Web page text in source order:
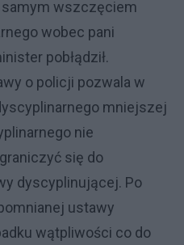
wszczęciem
wobec pani
pobłądził.
o policji pozwala w
mniejszej
nie
się do
dyscyplinującej. Po
ustawy
wątpliwości co do